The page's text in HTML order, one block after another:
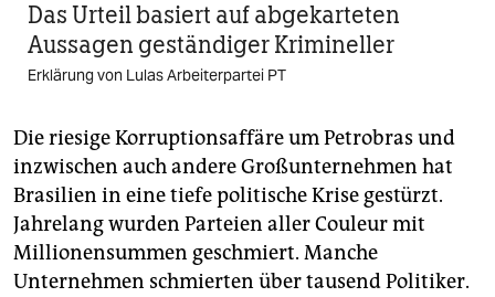
Das Urteil basiert auf abgekarteten
Aussagen geständiger Krimineller
Erklärung von Lulas Arbeiterpartei PT
Die riesige Korruptionsaffäre um Petrobras und
inzwischen auch andere Großunternehmen hat
Brasilien in eine tiefe politische Krise gestürzt.
Jahrelang wurden Parteien aller Couleur mit
Millionensummen geschmiert. Manche
Unternehmen schmierten über tausend Politiker.